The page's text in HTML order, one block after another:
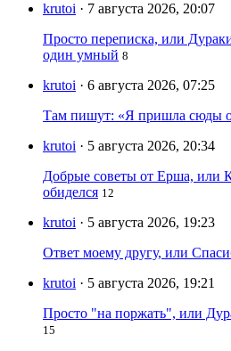
krutoi · 7 августа 2026, 20:07
Просто переписка, или
один умный 8
krutoi · 6 августа 2026, 07:25
Там пишут: «Я пришла сюды
krutoi · 5 августа 2026, 20:34
Добрые советы от Ерша, или
обиделся 12
krutoi · 5 августа 2026, 19:23
Ответ моему другу, или
krutoi · 5 августа 2026, 19:21
Просто "на поржать", или
15